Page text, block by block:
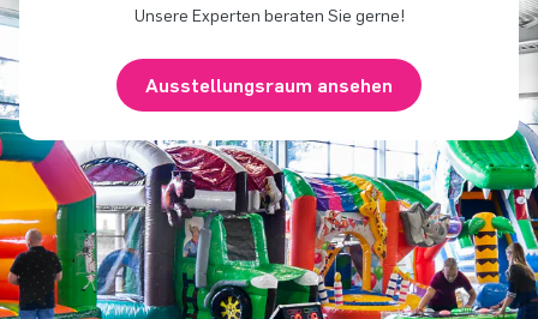
Unsere Experten beraten Sie gerne!
Ausstellungsraum ansehen